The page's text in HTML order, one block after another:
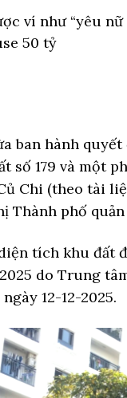
ví như “yêu
50 tỷ
ban hành
số 179 và một
Chi (theo tài
Thành phố quản
tích khu đất
do Trung
12-12-2025.